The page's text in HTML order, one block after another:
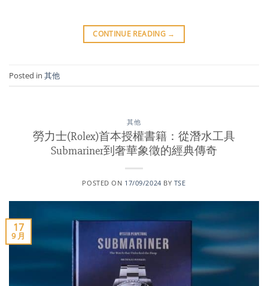
CONTINUE READING →
Posted in 其他
其他
勞力士(Rolex)首本授權書籍：從潛水工具
Submariner到奢華象徵的經典傳奇
POSTED ON 17/09/2024 BY TSE
17
9 月